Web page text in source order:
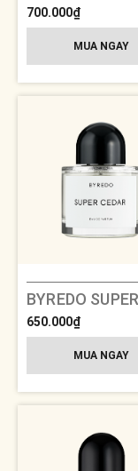
700.000₫
MUA NGAY
650.000₫
MUA NGAY